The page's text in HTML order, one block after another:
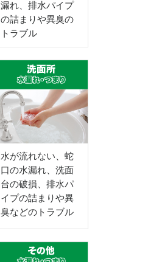
漏れ、排水パイプ
の詰まりや異臭の
トラブル
水が流れない、蛇
口の水漏れ、洗面
台の破損、排水パ
イプの詰まりや異
臭などのトラブル